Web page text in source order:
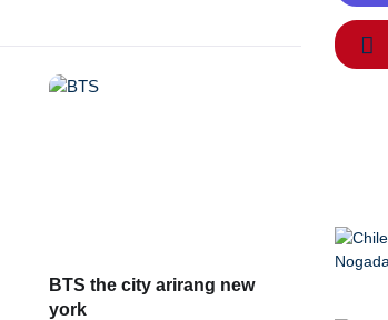
BTS the city arirang new
york